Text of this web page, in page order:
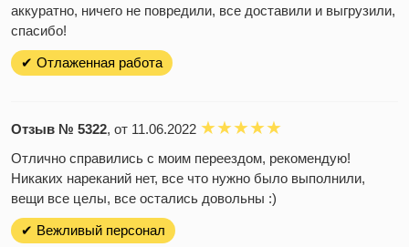
аккуратно, ничего не повредили, все доставили и выгрузили,
спасибо!
✔ Отлаженная работа
Отзыв № 5322, от 11.06.2022
Отлично справились с моим переездом, рекомендую!
Никаких нареканий нет, все что нужно было выполнили,
вещи все целы, все остались довольны :)
✔ Вежливый персонал